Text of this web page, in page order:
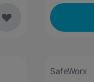
SafeWorx